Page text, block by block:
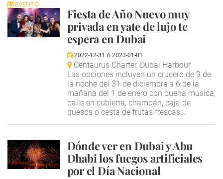
EVENTO
Fiesta de Año Nuevo muy
privada en yate de lujo te
espera en Dubai
2022-12-31 A 2023-01-01
Centaurus Charter, Dubai Harbour
Las opciones incluyen un crucero de 9 de
la noche del 31 de diciembre a 6 de la
mañana del 1 de enero con buena música,
baile en cubierta, champán, caja de
quesos o cesta de frutas frescas…
Dónde ver en Dubai y Abu
Dhabi los fuegos artificiales
por el Día Nacional